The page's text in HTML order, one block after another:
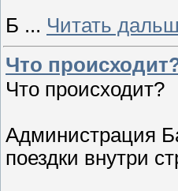
Б ... Читать
Что
Что происходит?
Администрация
поездки внутри